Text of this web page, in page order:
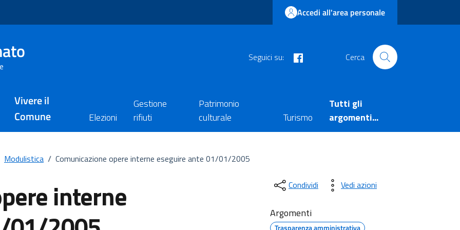
Accedi all'area personale
Seguici su: Cerca
Vivere il
Comune
Elezioni
Gestione
rifiuti
Patrimonio
culturale
Turismo
Tutti gli
argomenti...
Modulistica / Comunicazione opere interne eseguire ante 01/01/2005
interne
Condividi Vedi azioni
Argomenti
Trasparenza amministrativa